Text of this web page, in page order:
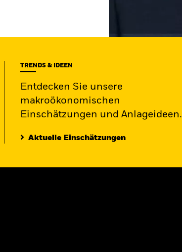
TRENDS & IDEEN
Entdecken Sie unsere
makroökonomischen
Einschätzungen und Anlageideen.
Aktuelle Einschätzungen